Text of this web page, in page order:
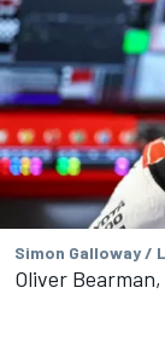
Simon Galloway /
Oliver Bearman,